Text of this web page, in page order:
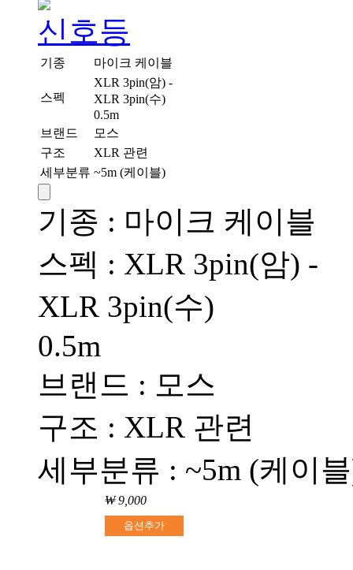
기종 마이크 케이블
스펙
XLR 3pin(암) -
XLR 3pin(수)
0.5m
브랜드
모스
구조
XLR 관련
세부분류 ~5m (케이블)
기종 : 마이크 케이블
스펙 : XLR 3pin(암) -
XLR 3pin(수)
0.5m
브랜드 : 모스
구조 : XLR 관련
세부분류 : ~5m (케이
₩ 9,000
옵션추가